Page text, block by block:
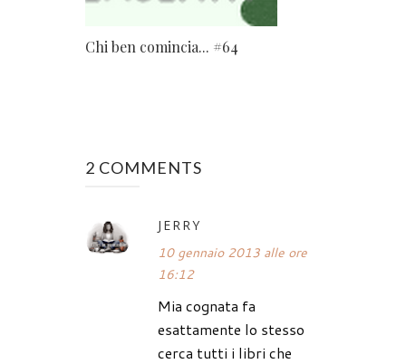
Chi ben comincia... #64
2 COMMENTS
JERRY
10 gennaio 2013 alle ore
16:12
Mia cognata fa
esattamente lo stesso
cerca tutti i libri che